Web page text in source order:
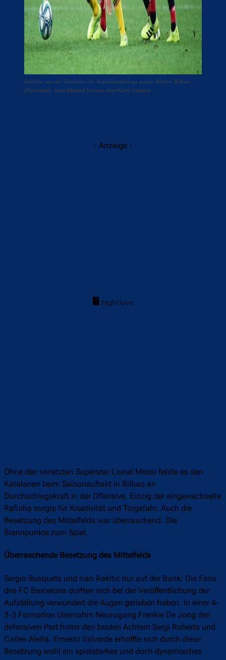
Rafinha war der Gewinner der Auftaktniederlage gegen Athletic Bilbao.
(Fotocredit: Juan Manuel Serrano Arce/Getty Images)
- Anzeige -
Ohne den verletzten Superstar Lionel Messi fehlte es den
Katalanen beim Saisonauftakt in Bilbao an
Durchschlagskraft in der Offensive. Einzig der eingewechselte
Rafinha sorgte für Kreativität und Torgefahr. Auch die
Besetzung des Mittelfelds war überraschend. Die
Brennpunkte zum Spiel.
Überraschende Besetzung des Mittelfelds
Sergio Busquets und Ivan Rakitic nur auf der Bank: Die Fans
des FC Barcelona durften sich bei der Veröffentlichung der
Aufstellung verwundert die Augen gerieben haben. In einer 4-
3-3 Formation übernahm Neuzugang Frenkie De Jong den
defensiven Part hinter den beiden Achtern Sergi Roberto und
Carles Aleñà. Ernesto Valverde erhoffte sich durch diese
Besetzung wohl ein spielstarkes und doch dynamisches